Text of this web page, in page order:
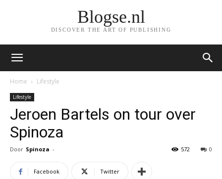
Blogse.nl
DISCOVER THE ART OF PUBLISHING
Home Lifestyle
Lifestyle
Jeroen Bartels on tour over
Spinoza
Door Spinoza - 0
572
Facebook Twitter